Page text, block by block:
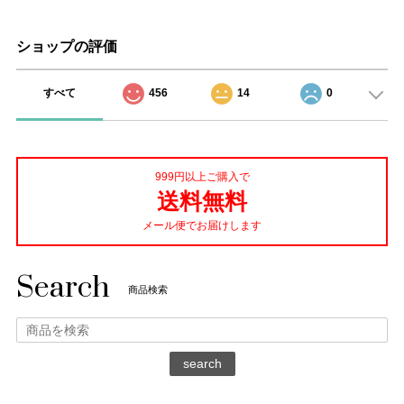
ショップの評価
すべて 456 14 0
999円以上ご購入で
送料無料
メール便でお届けします
Search 商品検索
search